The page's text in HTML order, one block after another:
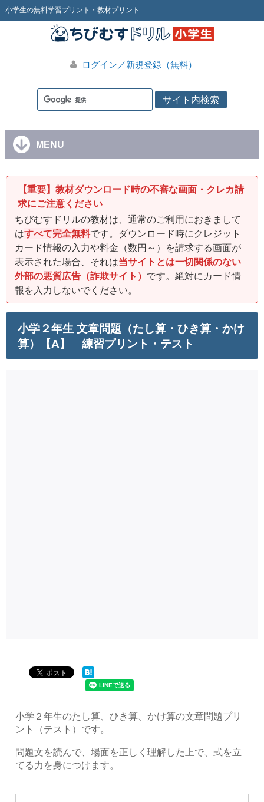
小学生の無料学習プリント・教材プリント
ログイン／新規登録（無料）
MENU
【重要】教材ダウンロード時の不審な画面・クレカ請
求にご注意ください
ちびむすドリルの教材は、通常のご利用におきまして
はすべて完全無料です。ダウンロード時にクレジット
カード情報の入力や料金（数円～）を請求する画面が
表示された場合、それは当サイトとは一切関係のない
外部の悪質広告（詐欺サイト） です。絶対にカード情
報を入力しないでください。
小学２年生 文章問題（たし算・ひき算・かけ
算）【A】 練習プリント・テスト
小学２年生のたし算、ひき算、かけ算の文章問題プリ
ント（テスト）です。
問題文を読んで、場面を正しく理解した上で、式を立
てる力を身につけます。